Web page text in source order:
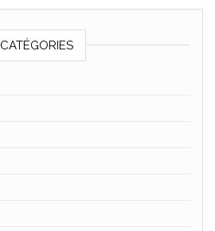
CATÉGORIES